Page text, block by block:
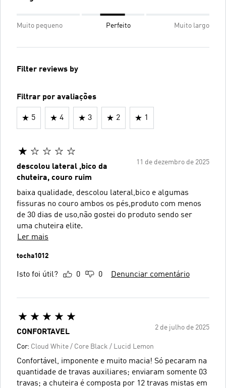
Muito pequeno Perfeito Muito largo
Filter reviews by
Filtrar por avaliações
5 4 3 2 1
11 de dezembro de 2025
descolou lateral ,bico da
chuteira, couro ruim
baixa qualidade, descolou lateral,bico e algumas
fissuras no couro ambos os pés,produto com menos
de 30 dias de uso,não gostei do produto sendo ser
uma chuteira elite.
Ler mais
tocha1012
Isto foi útil? 0 0 Denunciar comentário
2 de julho de 2025
CONFORTAVEL
Cor: Cloud White / Core Black / Lucid Lemon
Confortável, imponente e muito macia! Só pecaram na
quantidade de travas auxiliares; enviaram somente 03
travas; a chuteira é composta por 12 travas mistas em